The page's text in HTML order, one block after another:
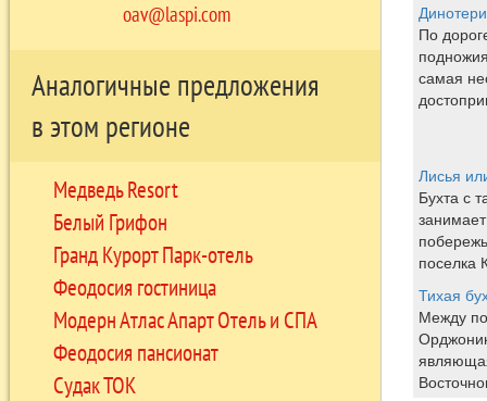
oav@laspi.com
Аналогичные предложения
в этом регионе
Медведь Resort
Белый Грифон
Гранд Курорт Парк-отель
Феодосия гостиница
Модерн Атлас Апарт Отель и СПА
Феодосия пансионат
Судак ТОК
По
самая
Лисья
Бухта с
поселка
Тихая
Между